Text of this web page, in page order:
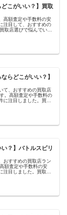
どこがいい？】買取
高額査定や手数料の安
注目して、おすすめの
取店選びで悩んでいる
らどこがいい？】
て、おすすめの買取店
。高額査定や手数料の
に注目しました。買取
い？】バトルスピリ
おすすめの買取店ラン
額査定や手数料の安
注目しました。買取店